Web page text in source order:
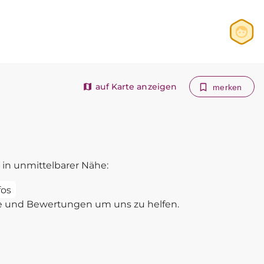
Registrieren
auf Karte anzeigen merken
unmittelbarer Nähe:
und Bewertungen um uns zu helfen.